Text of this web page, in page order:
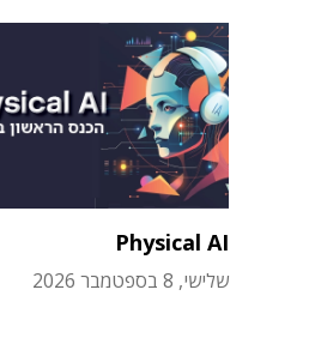
Physical AI
שלישי, 8 בספטמבר 2026